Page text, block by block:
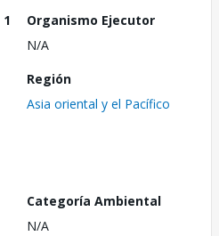
1
Organismo Ejecutor
N/A
Región
Asia oriental y el Pacífico
Categoría Ambiental
N/A